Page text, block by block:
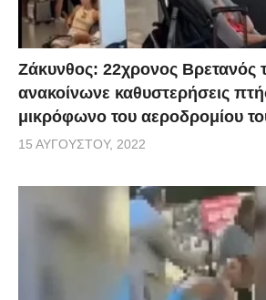
Ζάκυνθος: 22χρονος Βρετανός
ανακοίνωνε καθυστερήσεις
μικρόφωνο του αεροδρομίου
15 ΑΥΓΟΎΣΤΟΥ, 2022